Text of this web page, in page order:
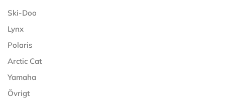
Ski-Doo
Lynx
Polaris
Arctic Cat
Yamaha
Övrigt